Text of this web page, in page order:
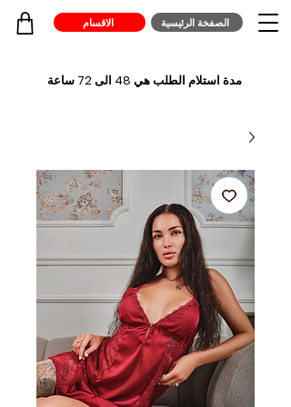
الصفخة الرئيسية الاقسام
مدة استلام الطلب هي 48 الى 72 ساعة